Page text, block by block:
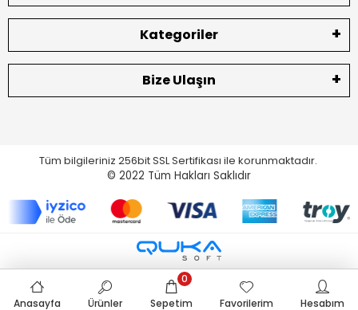
Kategoriler
Bize Ulaşın
Tüm bilgileriniz 256bit SSL Sertifikası ile korunmaktadır.
© 2022 Tüm Hakları Saklıdır
Anasayfa Ürünler Sepetim
0
Favorilerim
Hesabım